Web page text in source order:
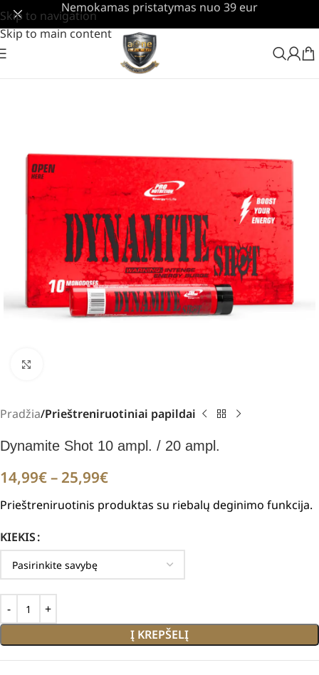
Skip to navigation
Skip to main content
Nemokamas pristatymas nuo 39 eur
Pradžia Prieštreniruotiniai papildai
Dynamite Shot 10 ampl. / 20 ampl.
14,99€– 25,99€
Prieštreniruotinis produktas su riebalų deginimo funkcija.
KIEKIS
Į KREPŠELĮ